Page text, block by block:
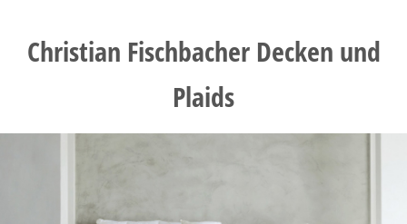
Christian Fischbacher Decken und
Plaids